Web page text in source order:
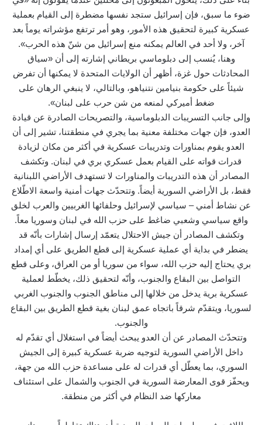
ضوء ما سبق، فإن إسرائيل ستجد نفسها مضطرة إلى القيام بعملية
عسكرية كبيرة لتحقيق هذه الأمور، وهو أمر ترتفع مؤشراته يوماً بعد
آخر، ولا أحد في العالم يمكنه منع إسرائيل من شنّ هذه الحرب».
وهنا، يُنسب إلى دبلوماسي بريطاني إشارته إلى أن «سياق
المحادثات حول غزة، أظهر أن الولايات المتحدة لا يمكنها أن تفرض
شيئاً على حكومة بنيامين نتنياهو، وبالتالي، لا ينبغي الرهان على
ضغط أميركي لمنعه من شن حرب على لبنان».
وإلى جانب التسريبات الدبلوماسية، والتصريحات الصادرة عن قيادة
العدو، فإن جهات مختلفة معنية بما يجري في منطقتنا، تشير إلى أن
العدو يقوم بمناورات وتدريبات عسكرية في أكثر من مكان لزيادة
قدرات قواته على القيام بعمل عسكري بري في لبنان. وتكشف
المصادر أن هذه التدريبات والمناورات لا تستهدف الأراضي اللبنانية
فقط، بل الأراضي السورية أيضاً. وتتحدّث جهات أمنية واسعة الاطّلاع
عن نشاط أمني – سياسي لإسرائيل وحلفائها الغربيين والعرب لخلق
واقع سياسي وشعبي ضاغط على حزب الله في لبنان وسوريا معاً.
وتكشف المصادر أن جيش الاحتلال يتعمّد إرسال إشارات بأنّه قد
يضطر في بداية أي عملية عسكرية إلى قطع الطريق على أي إمداد
بري يحتاج إليه حزب الله، سواء من سوريا أو من العراق، وعلى قطع
التواصل بين البقاع والجنوب، وأنّه لتحقيق ذلك، يخطّط لعملية
عسكرية برية يدخل من خلالها إلى مناطق الجنوب والجنوب الغربي
لسوريا، ويتقدّم شرقاً باتجاه عمق لبنان بغية قطع الطريق بين البقاع
والجنوب.
وتتحدّث المصادر عن أن العدو يبحث أيضاً في استغلال أي تقدّم له
داخل الأراضي السورية لتوجيه ضربة عسكرية كبيرة إلى الجيش
السوري، بما يعطّل أي قدرات له على مساعدة حزب الله من جهة،
ويحفّز قوى المعارضة السورية في الجنوب والشمال على استئناف
معاركها ضد النظام في أكثر من منطقة.